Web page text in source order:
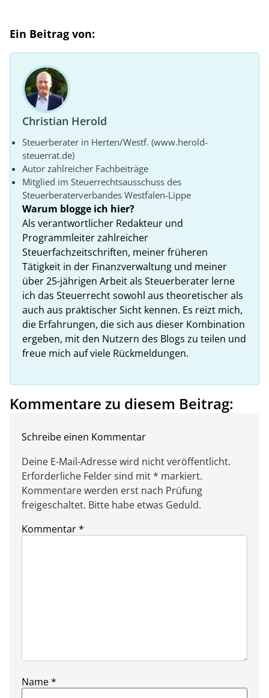
Ein Beitrag von:
Christian Herold
Steuerberater in Herten/Westf. (www.herold-
steuerrat.de)
Autor zahlreicher Fachbeiträge
Mitglied im Steuerrechtsausschuss des
Steuerberaterverbandes Westfalen-Lippe
Warum blogge ich hier?
Als verantwortlicher Redakteur und
Programmleiter zahlreicher
Steuerfachzeitschriften, meiner früheren
Tätigkeit in der Finanzverwaltung und meiner
über 25-jährigen Arbeit als Steuerberater lerne
ich das Steuerrecht sowohl aus theoretischer als
auch aus praktischer Sicht kennen. Es reizt mich,
die Erfahrungen, die sich aus dieser Kombination
ergeben, mit den Nutzern des Blogs zu teilen und
freue mich auf viele Rückmeldungen.
Kommentare zu diesem Beitrag:
Schreibe einen Kommentar
Deine E-Mail-Adresse wird nicht veröffentlicht.
Erforderliche Felder sind mit * markiert.
Kommentare werden erst nach Prüfung
freigeschaltet. Bitte habe etwas Geduld.
Kommentar*
Name*